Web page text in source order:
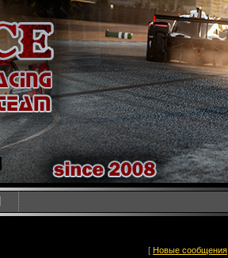
[ Новые сообщения